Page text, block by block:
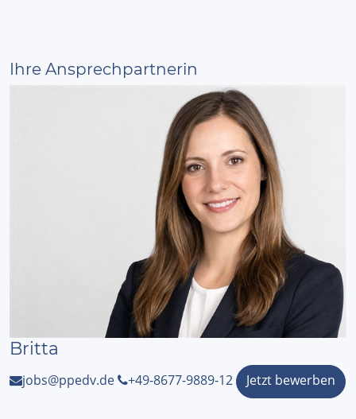
Ihre Ansprechpartnerin
Britta
jobs@ppedv.de +49-8677-9889-12 Jetzt bewerben